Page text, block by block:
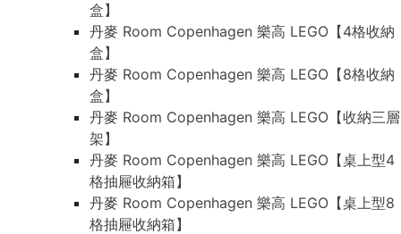
盒】
丹麥 Room Copenhagen 樂高 LEGO【4格收納
盒】
丹麥 Room Copenhagen 樂高 LEGO【8格收納
盒】
丹麥 Room Copenhagen 樂高 LEGO【收納三層
架】
丹麥 Room Copenhagen 樂高 LEGO【桌上型4
格抽屜收納箱】
丹麥 Room Copenhagen 樂高 LEGO【桌上型8
格抽屜收納箱】